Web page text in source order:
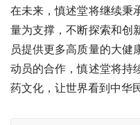
在未来，慎述堂将继续秉
量为支撑，不断探索和创
员提供更多高质量的大健
动员的合作，慎述堂将持
药文化，让世界看到中华